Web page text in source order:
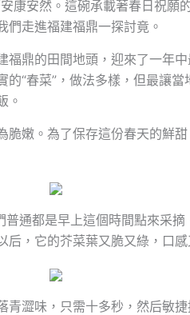
康安然。這碗承載著春日祝願
們走進福建福鼎一探討竟。
福鼎的田間地頭，迎來了一年
的“春菜”，做法多樣，但最讓當
。
脆嫩。為了保存這份春天的鮮
普通都是早上這個時間點來采摘
，它的芥菜葉又脆又綠，口感
青澀味，只需十多秒，然后敏